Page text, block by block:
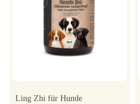
Ling Zhi für Hunde